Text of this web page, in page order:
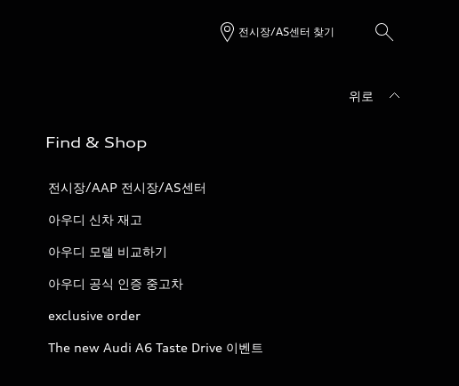
전시장/AS센터 찾기
위로
Find & Shop
전시장/AAP 전시장/AS센터
아우디 신차 재고
아우디 모델 비교하기
아우디 공식 인증 중고차
exclusive order
The new Audi A6 Taste Drive 이벤트